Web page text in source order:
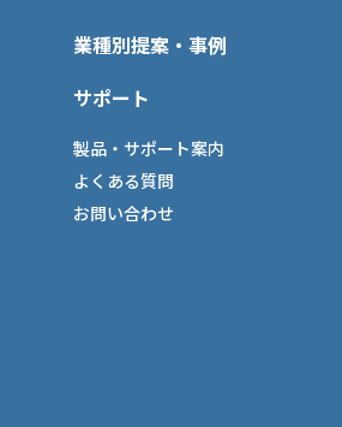
業種別提案・事例
サポート
製品・サポート案内
よくある質問
お問い合わせ